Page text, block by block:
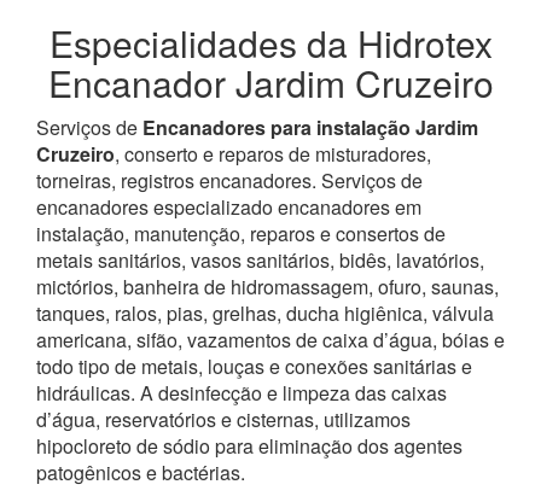
Especialidades da Hidrotex
Encanador Jardim Cruzeiro
Serviços de Encanadores para instalação Jardim
Cruzeiro, conserto e reparos de misturadores,
torneiras, registros encanadores. Serviços de
encanadores especializado encanadores em
instalação, manutenção, reparos e consertos de
metais sanitários, vasos sanitários, bidês, lavatórios,
mictórios, banheira de hidromassagem, ofuro, saunas,
tanques, ralos, pias, grelhas, ducha higiênica, válvula
americana, sifão, vazamentos de caixa d’água, bóias e
todo tipo de metais, louças e conexões sanitárias e
hidráulicas. A desinfecção e limpeza das caixas
d’água, reservatórios e cisternas, utilizamos
hipocloreto de sódio para eliminação dos agentes
patogênicos e bactérias.